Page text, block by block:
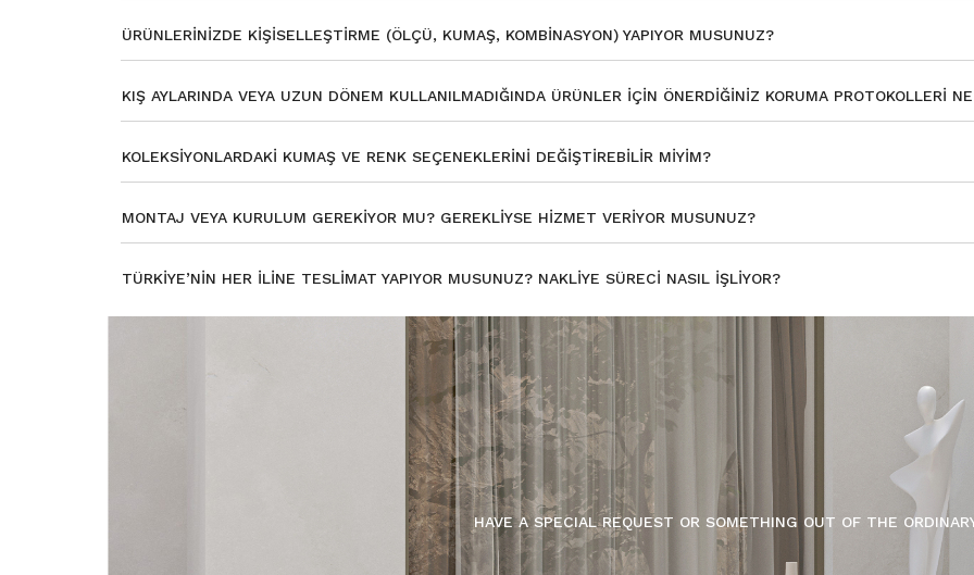
ÜRÜNLERINIZDE KIŞISELLEŞTIRME (ÖLÇÜ, KUMAŞ, KOMBINASYON) YAPIYOR MUSUNUZ?
KIŞ AYLARINDA VEYA UZUN DÖNEM KULLANILMADIĞINDA ÜRÜNLER IÇIN ÖNERDIĞINIZ KORUMA PROTOKOLLERI
KOLEKSIYONLARDAKI KUMAŞ VE RENK SEÇENEKLERINI DEĞIŞTIREBILIR MIYIM?
MONTAJ VEYA KURULUM GEREKIYOR MU? GEREKLIYSE HIZMET VERIYOR MUSUNUZ?
TÜRKIYE’NIN HER ILINE TESLIMAT YAPIYOR MUSUNUZ? NAKLIYE SÜRECI NASIL IŞLIYOR?
HAVE A SPECIAL REQUEST OR SOMETHING OUT OF THE